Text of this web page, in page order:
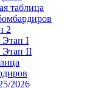
таблица
2
I
II
2026